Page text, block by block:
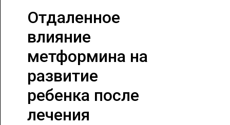
Отдаленное
влияние
метформина на
развитие
ребенка после
лечения